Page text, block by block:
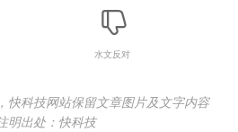
水文反对
快科技网站保留文章图片及文字内容
明出处：快科技